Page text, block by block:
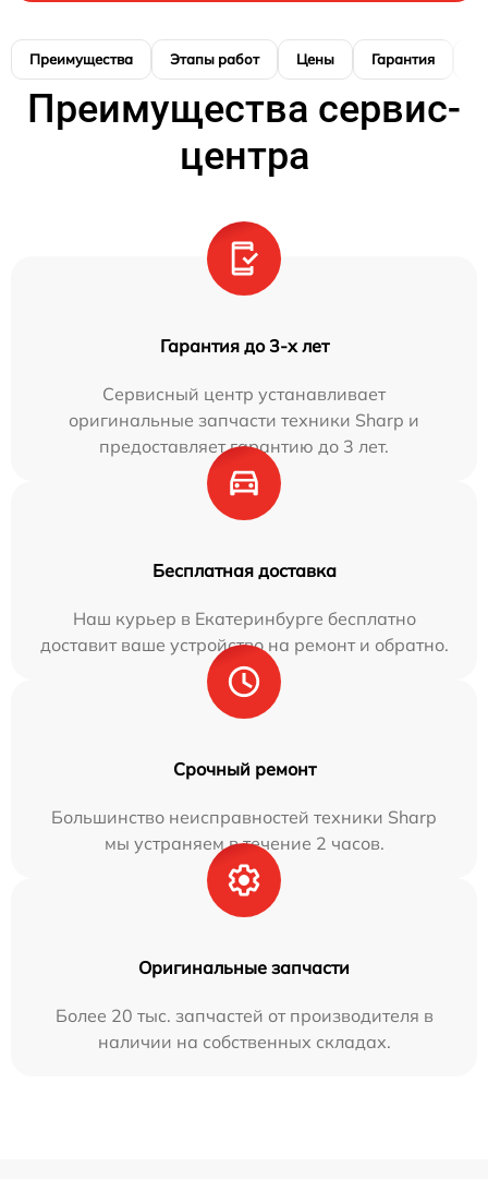
Преимущества Этапы работ Цены Гарантия
Преимущества сервис-
центра
Гарантия до 3-х лет
Сервисный центр устанавливает
оригинальные запчасти техники Sharp и
предоставляет гарантию до 3 лет.
Бесплатная доставка
Наш курьер в Екатеринбурге бесплатно
доставит ваше устройство на ремонт и обратно.
Срочный ремонт
Большинство неисправностей техники Sharp
мы устраняем в течение 2 часов.
Оригинальные запчасти
Более 20 тыс. запчастей от производителя в
наличии на собственных складах.